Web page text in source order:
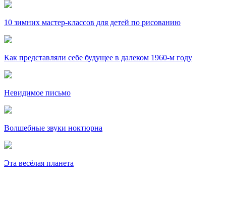
10 зимних мастер-классов для детей по рисованию
Как представляли себе будущее в далеком 1960-м году
Невидимое письмо
Волшебные звуки ноктюрна
Эта весёлая планета